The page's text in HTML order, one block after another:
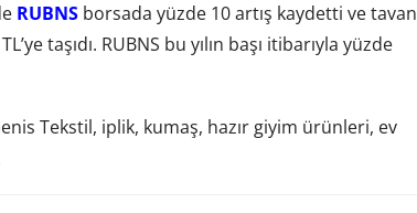
RUBNSborsada yüzde 10 artış kaydetti ve tavan
taşıdı. RUBNS bu yılın başı itibarıyla yüzde
Tekstil, iplik, kumaş, hazır giyim ürünleri, ev